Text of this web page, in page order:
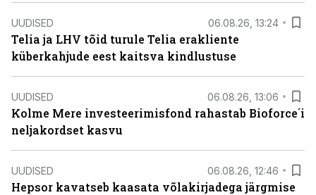
UUDISED 06.08.26, 13:24
Telia ja LHV tõid turule Telia erakliente
küberkahjude eest kaitsva kindlustuse
UUDISED 06.08.26, 13:06
Kolme Mere investeerimisfond rahastab Bioforce´i
neljakordset kasvu
UUDISED 06.08.26, 12:46
Hepsor kavatseb kaasata võlakirjadega järgmise